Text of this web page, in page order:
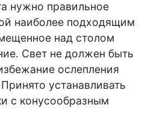
нужно правильное
наиболее подходящим
над столом
Свет не должен быть
ослепления
устанавливать
с конусообразным